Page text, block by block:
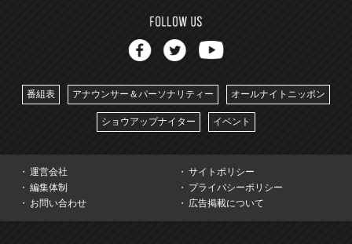
番組表 アナウンサー＆パーソナリティー オールナイトニッポン
ショウアップナイター イベント
運営会社
サイトポリシー
編集体制
プライバシーポリシー
お問い合わせ
広告掲載について